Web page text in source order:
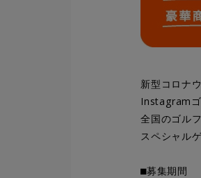
新型コロナ
Instagram
全国のゴル
スペシャル
⬛︎募集期間